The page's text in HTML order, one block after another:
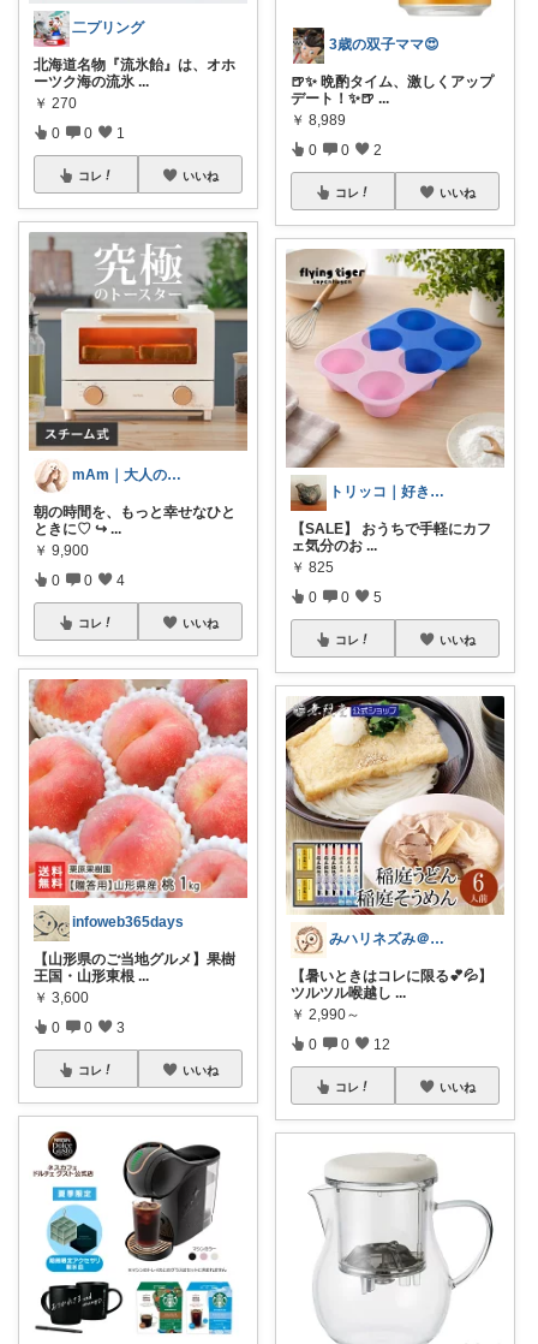
二プリング
北海道名物『流氷飴』は、オホ
ーツク海の流氷 ...
￥ 270
0 0 1
コレ いいね
mAm｜大人のご褒美セレクト
朝の時間を、もっと幸せなひと
ときに♡ ↪︎ ...
￥ 9,900
0 0 4
コレ いいね
infoweb365days
【山形県のご当地グルメ】果樹
王国・山形東根 ...
￥ 3,600
0 0 3
コレ いいね
3歳の双子ママ😍
🍺✨ 晩酌タイム、激しくアップ
デート！✨🍺 ...
￥ 8,989
0 0 2
コレ いいね
トリッコ｜好きな雑貨・インテリア
【SALE】 おうちで手軽にカフ
ェ気分のお ...
￥ 825
0 0 5
コレ いいね
みハリネズみ＠健康オタク
【暑いときはコレに限る💕💦】
ツルツル喉越し ...
￥ 2,990～
0 0 12
コレ いいね